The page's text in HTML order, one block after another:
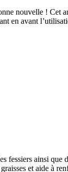
nouvelle ! Cet
en avant
fessiers ainsi
et aide à